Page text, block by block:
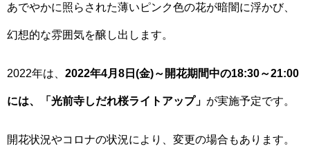
あでやかに照らされた薄いピンク色の花が暗闇に浮かび、
幻想的な雰囲気を醸し出します。
2022年は、 2022年4月8日(金)～開花期間中の18:30～21:00
には、「光前寺しだれ桜ライトアップ」 が実施予定です。
開花状況やコロナの状況により、変更の場合もあります。